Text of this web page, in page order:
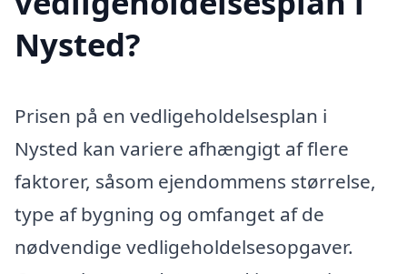
Nysted?
Prisen på en vedligeholdelsesplan i
Nysted kan variere afhængigt af flere
faktorer, såsom ejendommens størrelse,
type af bygning og omfanget af de
nødvendige vedligeholdelsesopgaver.